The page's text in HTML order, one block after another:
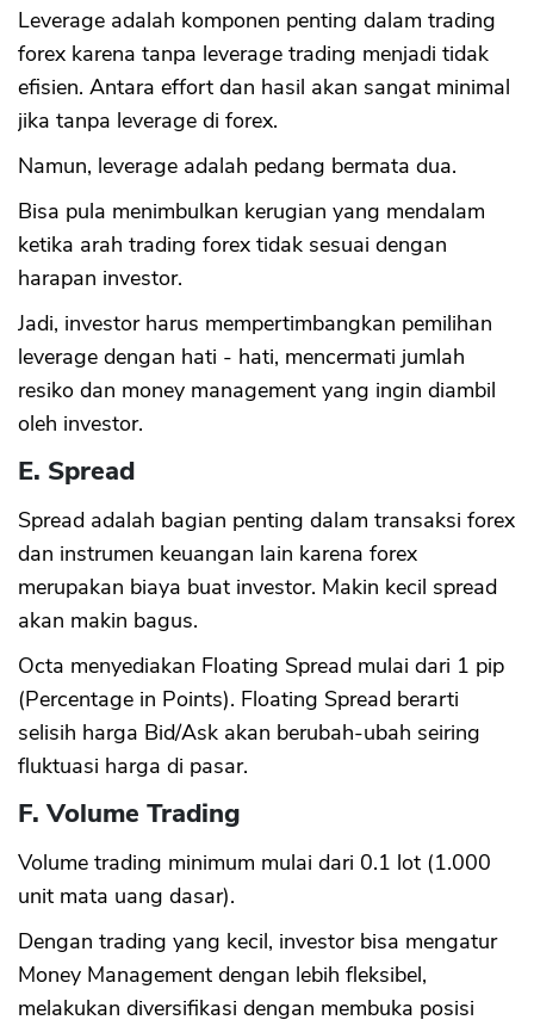
Leverage adalah komponen penting dalam trading
forex karena tanpa leverage trading menjadi tidak
efisien. Antara effort dan hasil akan sangat minimal
jika tanpa leverage di forex.
Namun, leverage adalah pedang bermata dua.
Bisa pula menimbulkan kerugian yang mendalam
ketika arah trading forex tidak sesuai dengan
harapan investor.
Jadi, investor harus mempertimbangkan pemilihan
leverage dengan hati - hati, mencermati jumlah
resiko dan money management yang ingin diambil
oleh investor.
E. Spread
Spread adalah bagian penting dalam transaksi forex
dan instrumen keuangan lain karena forex
merupakan biaya buat investor. Makin kecil spread
akan makin bagus.
Octa menyediakan Floating Spread mulai dari 1 pip
(Percentage in Points). Floating Spread berarti
selisih harga Bid/Ask akan berubah-ubah seiring
fluktuasi harga di pasar.
F. Volume Trading
Volume trading minimum mulai dari 0.1 lot (1.000
unit mata uang dasar).
Dengan trading yang kecil, investor bisa mengatur
Money Management dengan lebih fleksibel,
melakukan diversifikasi dengan membuka posisi